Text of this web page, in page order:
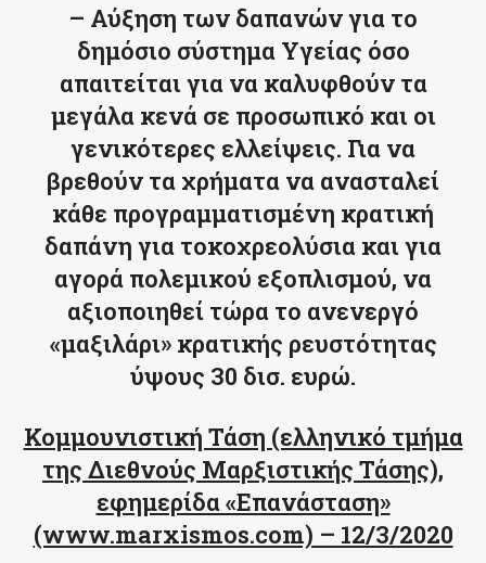
– Αύξηση των δαπανών για το
δημόσιο σύστημα Υγείας όσο
απαιτείται για να καλυφθούν τα
μεγάλα κενά σε προσωπικό και οι
γενικότερες ελλείψεις. Για να
βρεθούν τα χρήματα να ανασταλεί
κάθε προγραμματισμένη κρατική
δαπάνη για τοκοχρεολύσια και για
αγορά πολεμικού εξοπλισμού, να
αξιοποιηθεί τώρα το ανενεργό
«μαξιλάρι» κρατικής ρευστότητας
ύψους 30 δισ. ευρώ.
Κομμουνιστική Τάση (ελληνικό τμήμα
της Διεθνούς Μαρξιστικής Τάσης),
εφημερίδα «Επανάσταση»
(www.marxismos.com) – 12/3/2020